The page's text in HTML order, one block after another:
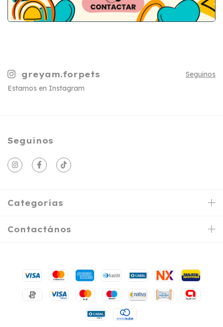
greyam.forpets
Seguinos
Estamos en Instagram
Seguinos
Categorías
Contactános